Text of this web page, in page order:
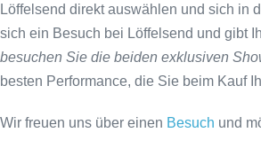
Löffelsend direkt auswählen und sich in
sich ein Besuch bei Löffelsend und gibt
besuchen Sie die beiden exklusiven
besten Performance, die Sie beim Kauf
Wir freuen uns über einen Besuch und